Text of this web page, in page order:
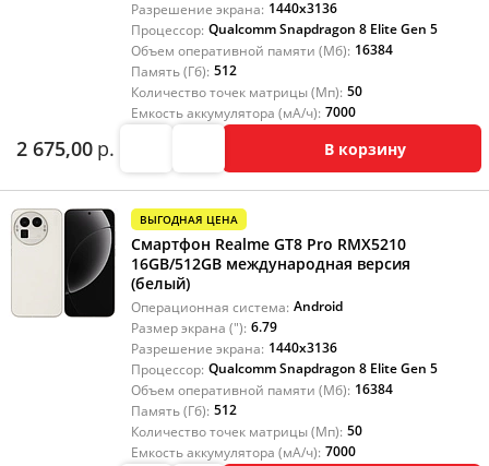
Разрешение экрана: 1440x3136
Процессор: Qualcomm Snapdragon 8 Elite Gen 5
Объем оперативной памяти (Мб): 16384
Память (Гб): 512
Количество точек матрицы (Мп): 50
Емкость аккумулятора (мА/ч): 7000
2 675,00 р. В корзину
ВЫГОДНАЯ ЦЕНА
Смартфон Realme GT8 Pro RMX5210
16GB/512GB международная версия
(белый)
Операционная система: Android
Размер экрана ("): 6.79
Разрешение экрана: 1440x3136
Процессор: Qualcomm Snapdragon 8 Elite Gen 5
Объем оперативной памяти (Мб): 16384
Память (Гб): 512
Количество точек матрицы (Мп): 50
Емкость аккумулятора (мА/ч): 7000